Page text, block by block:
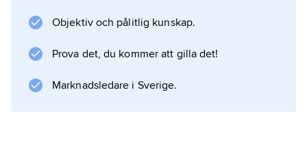
och där det främst växer lövskog.
Objektiv och pålitlig kunskap.
Prova det, du kommer att gilla det!
Marknadsledare i Sverige.